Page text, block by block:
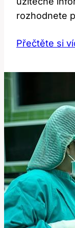
rozhodnete
Přečtěte si